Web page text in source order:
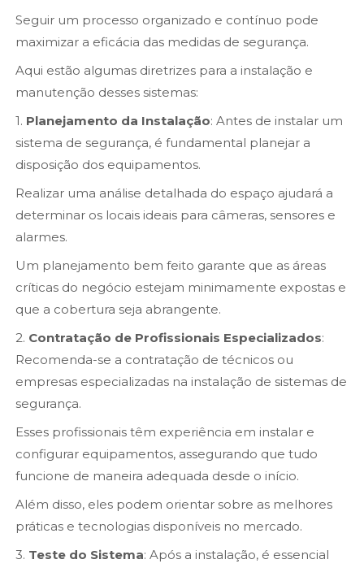
Seguir um processo organizado e contínuo pode
maximizar a eficácia das medidas de segurança.
Aqui estão algumas diretrizes para a instalação e
manutenção desses sistemas:
1. Planejamento da Instalação: Antes de instalar um
sistema de segurança, é fundamental planejar a
disposição dos equipamentos.
Realizar uma análise detalhada do espaço ajudará a
determinar os locais ideais para câmeras, sensores e
alarmes.
Um planejamento bem feito garante que as áreas
críticas do negócio estejam minimamente expostas e
que a cobertura seja abrangente.
2. Contratação de Profissionais Especializados:
Recomenda-se a contratação de técnicos ou
empresas especializadas na instalação de sistemas de
segurança.
Esses profissionais têm experiência em instalar e
configurar equipamentos, assegurando que tudo
funcione de maneira adequada desde o início.
Além disso, eles podem orientar sobre as melhores
práticas e tecnologias disponíveis no mercado.
3. Teste do Sistema: Após a instalação, é essencial